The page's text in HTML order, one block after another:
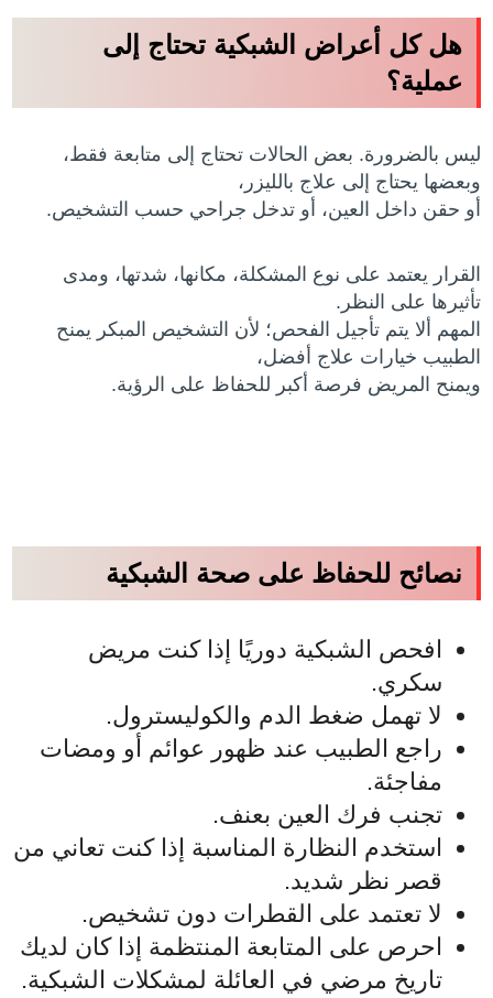
هل كل أعراض الشبكية تحتاج إلى
عملية؟
ليس بالضرورة. بعض الحالات تحتاج إلى متابعة فقط،
وبعضها يحتاج إلى علاج بالليزر،
أو حقن داخل العين، أو تدخل جراحي حسب التشخيص.
القرار يعتمد على نوع المشكلة، مكانها، شدتها، ومدى
تأثيرها على النظر.
المهم ألا يتم تأجيل الفحص؛ لأن التشخيص المبكر يمنح
الطبيب خيارات علاج أفضل،
ويمنح المريض فرصة أكبر للحفاظ على الرؤية.
نصائح للحفاظ على صحة الشبكية
افحص الشبكية دوريًا إذا كنت مريض
سكري.
لا تهمل ضغط الدم والكوليسترول.
راجع الطبيب عند ظهور عوائم أو ومضات
مفاجئة.
تجنب فرك العين بعنف.
استخدم النظارة المناسبة إذا كنت تعاني من
قصر نظر شديد.
لا تعتمد على القطرات دون تشخيص.
احرص على المتابعة المنتظمة إذا كان لديك
تاريخ مرضي في العائلة لمشكلات الشبكية.